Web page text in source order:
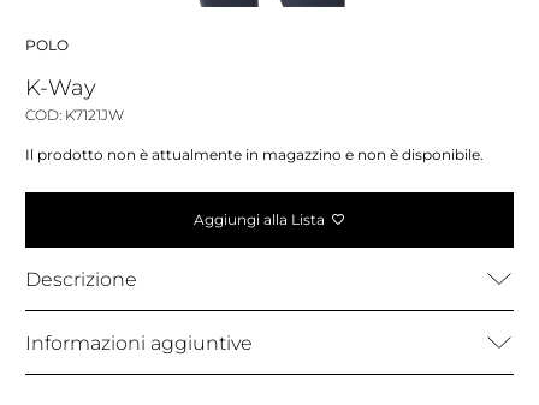
POLO
K-Way
COD: K7121JW
Il prodotto non è attualmente in magazzino e non è disponibile.
Aggiungi alla Lista
Descrizione
Informazioni aggiuntive